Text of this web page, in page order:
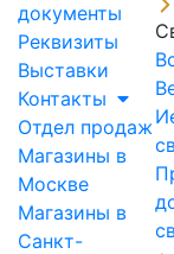
документы
Реквизиты
Выставки
Контакты
Отдел продаж
Магазины в
Москве
Магазины в
Санкт-